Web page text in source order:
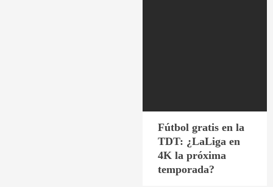
Fútbol gratis en la
TDT: ¿LaLiga en
4K la próxima
temporada?